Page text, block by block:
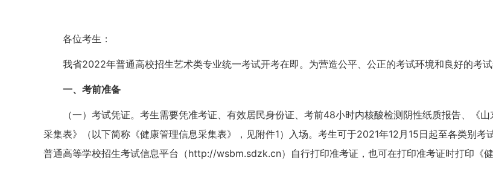
各位考生：
我省2022年普通高校招生艺术类专业统一考试开考在即。为营造公平、公正的考试环境和良好的考
一、考前准备
（一）考试凭证。考生需要凭准考证、有效居民身份证、考前48小时内核酸检测阴性纸质报告、《
采集表》（以下简称《健康管理信息采集表》，见附件1）入场。考生可于2021年12月15日起至各类别
普通高等学校招生考试信息平台（http://wsbm.sdzk.cn）自行打印准考证，也可在打印准考证时打印《健